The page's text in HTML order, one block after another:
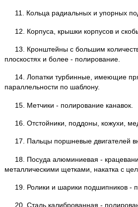
11. Кольца радиальных и упорных
12. Корпуса, крышки корпусов и
13. Кронштейны с большим
плоскостях и более - полирование.
14. Лопатки турбинные, имеющие
параллельности по шаблону.
15. Метчики - полирование канавок.
16. Отстойники, поддоны, кожухи,
17. Пальцы поршневые двигателей
18. Посуда алюминиевая -
металлическими щетками, накатка с
19. Ролики и шарики подшипников -
20. Сталь калиброванная -